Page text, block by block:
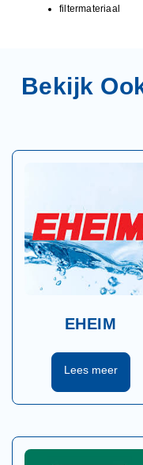
filtermateriaal
EHEIM